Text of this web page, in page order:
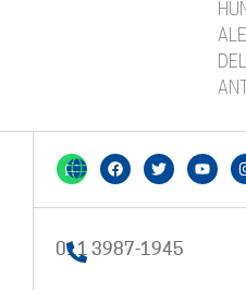
011 3987-1945